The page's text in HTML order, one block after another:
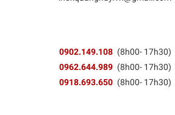
0902.149.108 (8h00- 17h30)
0962.644.989 (8h00- 17h30)
0918.693.650 (8h00- 17h30)